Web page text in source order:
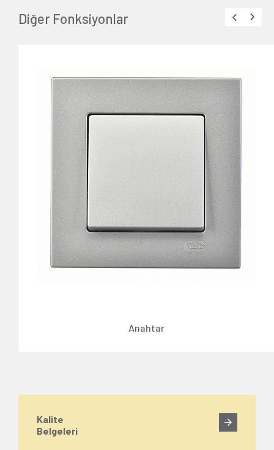
Diğer Fonksiyonlar
Anahtar
Kalite
Belgeleri